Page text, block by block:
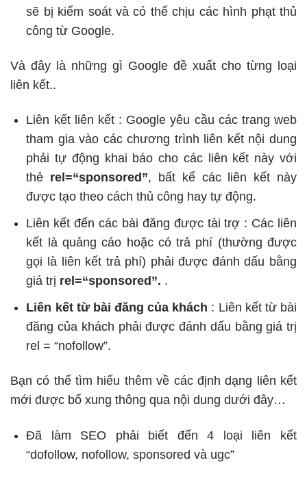
sẽ bị kiểm soát và có thể chịu các hình phạt thủ
công từ Google.
Và đây là những gì Google đề xuất cho từng loại
liên kết..
Liên kết liên kết : Google yêu cầu các trang web
tham gia vào các chương trình liên kết nội dung
phải tự động khai báo cho các liên kết này với
thẻ rel=“sponsored”, bất kể các liên kết này
được tạo theo cách thủ công hay tự động.
Liên kết đến các bài đăng được tài trợ : Các liên
kết là quảng cáo hoặc có trả phí (thường được
gọi là liên kết trả phí) phải được đánh dấu bằng
giá trị rel=“sponsored”. .
Liên kết từ bài đăng của khách : Liên kết từ bài
đăng của khách phải được đánh dấu bằng giá trị
rel = “nofollow”.
Bạn có thể tìm hiểu thêm về các định dạng liên kết
mới được bổ xung thông qua nội dung dưới đây…
Đã làm SEO phải biết đến 4 loại liên kết
“dofollow, nofollow, sponsored và ugc”